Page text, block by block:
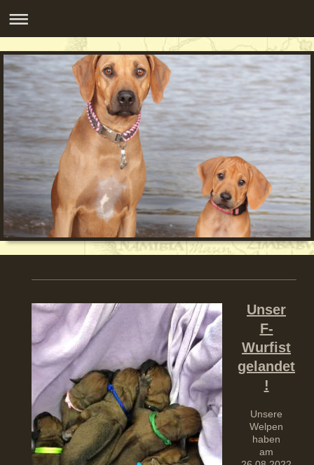
Unser
F-
Wurfist
gelandet
!
Unsere
Welpen
haben
am